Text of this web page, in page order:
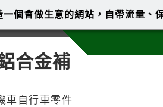
合金補
車自行車零件
一個會做生意的網站，自帶流量、